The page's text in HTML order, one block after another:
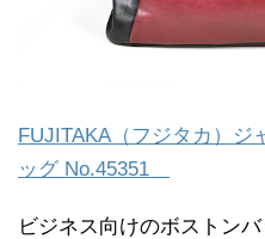
FUJITAKA（フジタカ）ジ
ッグ No.45351
ビジネス向けのボストン